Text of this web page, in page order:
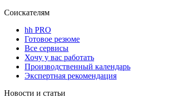
Соискателям
hh PRO
Готовое резюме
Все сервисы
Хочу у вас работать
Производственный календарь
Экспертная рекомендация
Новости и статьи